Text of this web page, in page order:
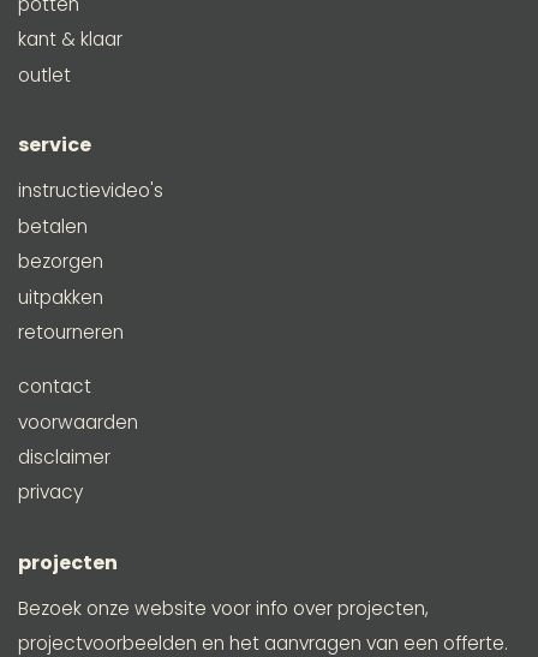
kant & klaar
outlet
service
instructievideo's
betalen
bezorgen
uitpakken
retourneren
contact
voorwaarden
disclaimer
privacy
projecten
Bezoek onze website voor info over projecten,
projectvoorbeelden en het aanvragen van een offerte.